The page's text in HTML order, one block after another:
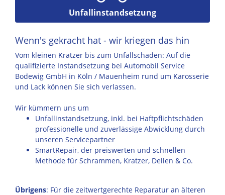
Unfallinstandsetzung
Wenn's gekracht hat - wir kriegen das hin
Vom kleinen Kratzer bis zum Unfallschaden: Auf die
qualifizierte Instandsetzung bei Automobil Service
Bodewig GmbH in Köln / Mauenheim rund um Karosserie
und Lack können Sie sich verlassen.
Wir kümmern uns um
Unfallinstandsetzung, inkl. bei Haftpflichtschäden
professionelle und zuverlässige Abwicklung durch
unseren Servicepartner
SmartRepair, der preiswerten und schnellen
Methode für Schrammen, Kratzer, Dellen & Co.
Übrigens: Für die zeitwertgerechte Reparatur an älteren